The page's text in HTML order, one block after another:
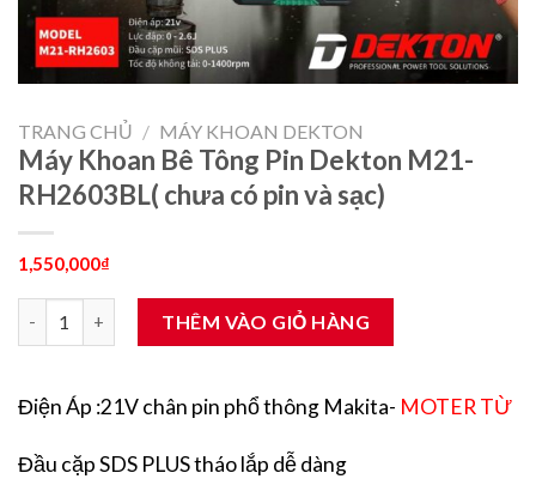
TRANG CHỦ / MÁY KHOAN DEKTON
Máy Khoan Bê Tông Pin Dekton M21-
RH2603BL( chưa có pin và sạc)
1,550,000₫
Máy Khoan Bê Tông Pin Dekton M21-RH2603BL( chưa có pin và
THÊM VÀO GIỎ HÀNG
Điện Áp :21V chân pin phổ thông Makita- MOTER TỪ
Đầu cặp SDS PLUS tháo lắp dễ dàng